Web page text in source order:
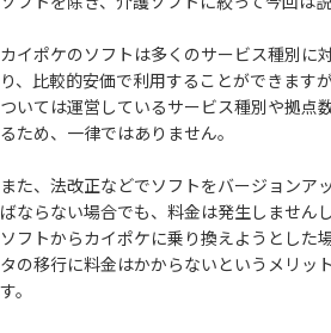
カイポケのソフトは多くのサービス種別に
り、比較的安価で利用することができます
ついては運営しているサービス種別や拠点
るため、一律ではありません。
また、法改正などでソフトをバージョンア
ばならない場合でも、料金は発生しません
ソフトからカイポケに乗り換えようとした
タの移行に料金はかからないというメリッ
す。